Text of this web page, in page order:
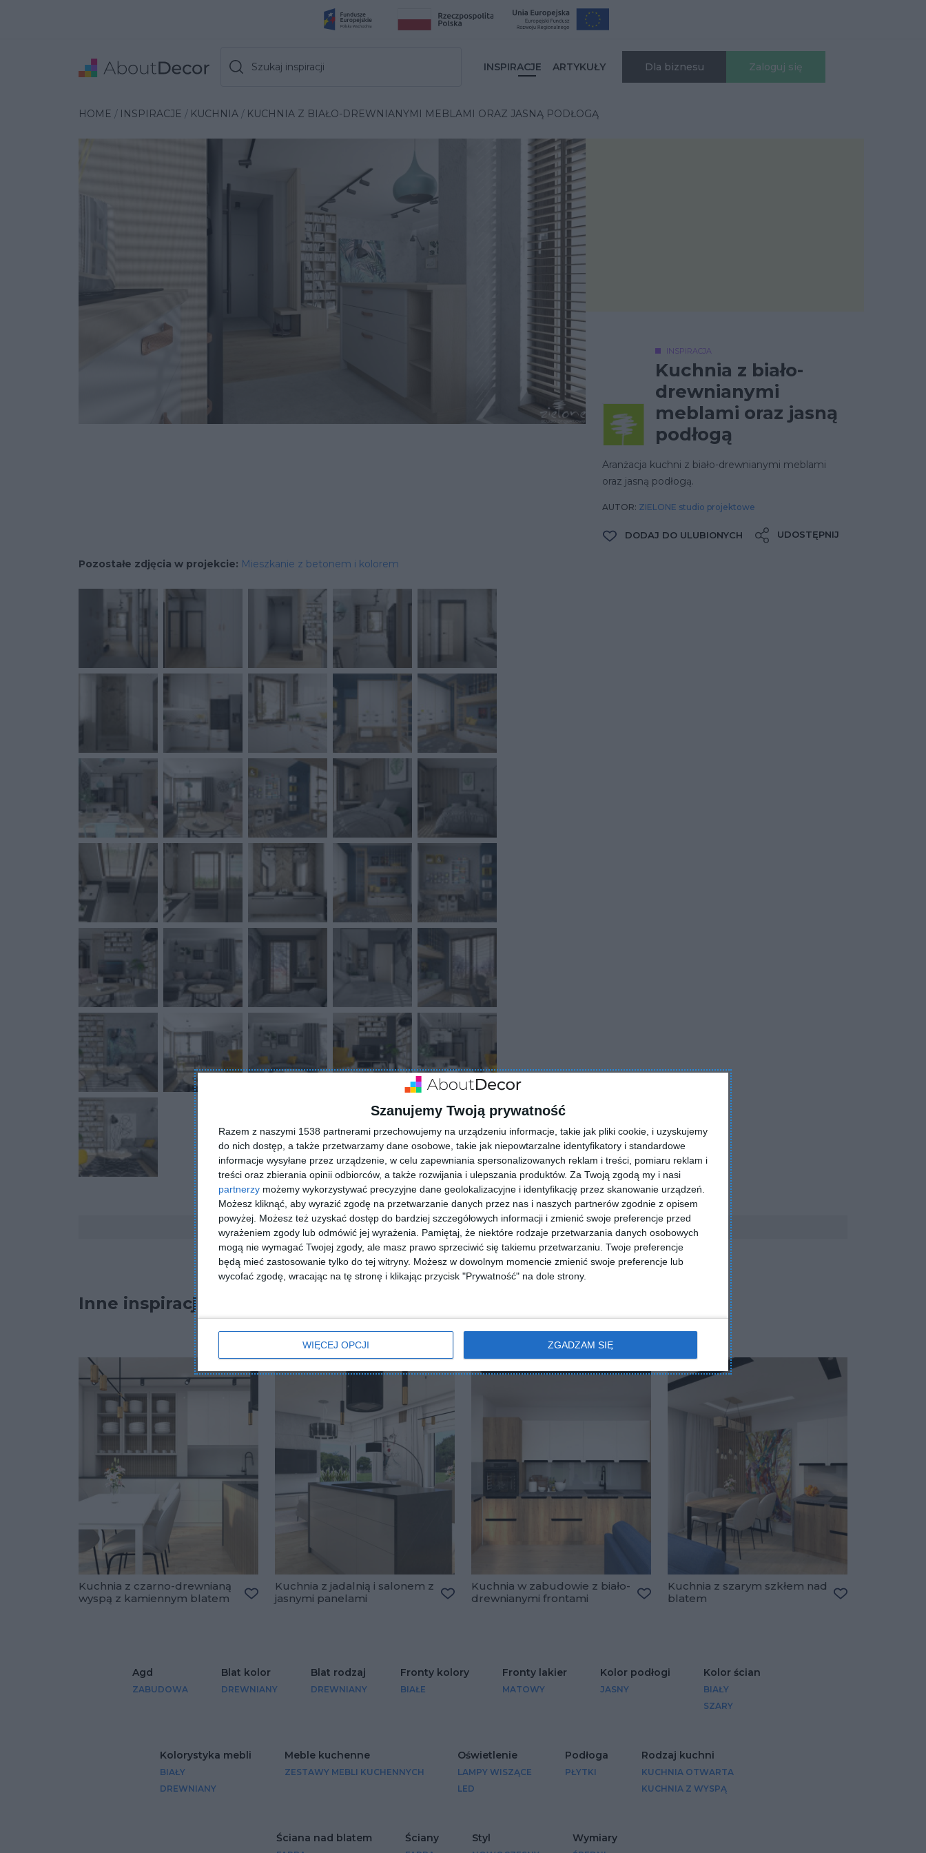
Szanujemy Twoją prywatność
Razem z naszymi 1538 partnerami przechowujemy na urządzeniu informacje, takie jak pliki cookie, i uzyskujemy
do nich dostęp, a także przetwarzamy dane osobowe, takie jak niepowtarzalne identyfikatory i standardowe
informacje wysyłane przez urządzenie, w celu zapewniania spersonalizowanych reklam i treści, pomiaru reklam i
treści oraz zbierania opinii odbiorców, a także rozwijania i ulepszania produktów. Za Twoją zgodą my i nasi
partnerzy możemy wykorzystywać precyzyjne dane geolokalizacyjne i identyfikację przez skanowanie urządzeń.
Możesz kliknąć, aby wyrazić zgodę na przetwarzanie danych przez nas i naszych partnerów zgodnie z opisem
powyżej. Możesz też uzyskać dostęp do bardziej szczegółowych informacji i zmienić swoje preferencje przed
wyrażeniem zgody lub odmówić jej wyrażenia.
Pamiętaj, że niektóre rodzaje przetwarzania danych osobowych
mogą nie wymagać Twojej zgody, ale masz prawo sprzeciwić się takiemu przetwarzaniu. Twoje preferencje
będą mieć zastosowanie tylko do tej witryny. Możesz w dowolnym momencie zmienić swoje preferencje lub
wycofać zgodę, wracając na tę stronę i klikając przycisk "Prywatność" na dole strony.
WIĘCEJ OPCJI ZGADZAM SIĘ
Szukaj inspiracji INSPIRACJE ARTYKUŁY Dla biznesu Zaloguj się
HOME INSPIRACJE KUCHNIA KUCHNIA Z BIAŁO-DREWNIANYMI MEBLAMI ORAZ JASNĄ PODŁOGĄ
INSPIRACJA
Kuchnia z biało-
drewnianymi
meblami oraz jasną
podłogą
Aranżacja kuchni z biało-drewnianymi meblami
oraz jasną podłogą.
AUTOR: ZIELONE studio projektowe
DODAJ DO ULUBIONYCH UDOSTĘPNIJ
Pozostałe zdjęcia w projekcie: Mieszkanie z betonem i kolorem
ZADAJ PYTANIE
Inne inspiracje
Kuchnia z czarno-drewnianą
wyspą z kamiennym blatem
Kuchnia z jadalnią i salonem z
jasnymi panelami
Kuchnia w zabudowie z biało-
drewnianymi frontami
Kuchnia z szarym szkłem nad
blatem
Agd
ZABUDOWA
Blat kolor
DREWNIANY
Blat rodzaj
DREWNIANY
Fronty kolory
BIAŁE
Fronty lakier
MATOWY
Kolor podłogi
JASNY
Kolor ścian
BIAŁY
SZARY
Kolorystyka mebli
BIAŁY
DREWNIANY
Meble kuchenne
ZESTAWY MEBLI KUCHENNYCH
Oświetlenie
LAMPY WISZĄCE
LED
Podłoga
PŁYTKI
Rodzaj kuchni
KUCHNIA OTWARTA
KUCHNIA Z WYSPĄ
Ściana nad blatem Ściany Styl Wymiary